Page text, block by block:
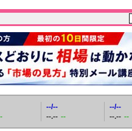
--/--
--.-- --
--/--
--.-- --